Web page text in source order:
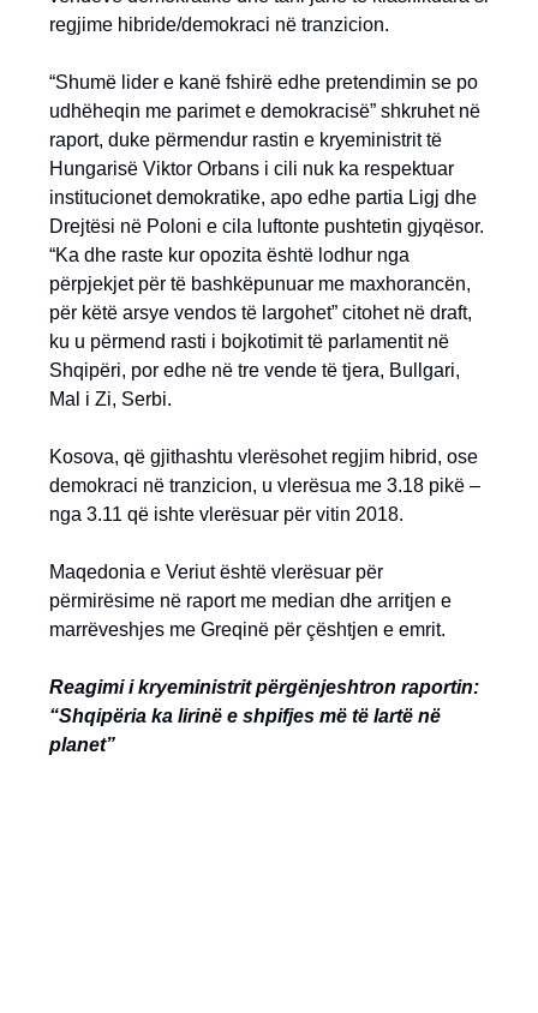
regjime hibride/demokraci në tranzicion.
“Shumë lider e kanë fshirë edhe pretendimin se po
udhëheqin me parimet e demokracisë” shkruhet në
raport, duke përmendur rastin e kryeministrit të
Hungarisë Viktor Orbans i cili nuk ka respektuar
institucionet demokratike, apo edhe partia Ligj dhe
Drejtësi në Poloni e cila luftonte pushtetin gjyqësor.
“Ka dhe raste kur opozita është lodhur nga
përpjekjet për të bashkëpunuar me maxhorancën,
për këtë arsye vendos të largohet” citohet në draft,
ku u përmend rasti i bojkotimit të parlamentit në
Shqipëri, por edhe në tre vende të tjera, Bullgari,
Mal i Zi, Serbi.
Kosova, që gjithashtu vlerësohet regjim hibrid, ose
demokraci në tranzicion, u vlerësua me 3.18 pikë –
nga 3.11 që ishte vlerësuar për vitin 2018.
Maqedonia e Veriut është vlerësuar për
përmirësime në raport me median dhe arritjen e
marrëveshjes me Greqinë për çështjen e emrit.
Reagimi i kryeministrit përgënjeshtron raportin:
“Shqipëria ka lirinë e shpifjes më të lartë në
planet”